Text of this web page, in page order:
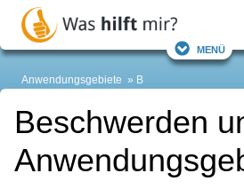
Menü
Anwendungsgebiete B
Beschwerden